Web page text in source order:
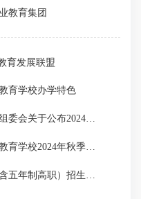
教育集团
育发展联盟
育学校办学特色
三明市中等职业学校技能大赛组委会关于公布2024年三明市中等职业学校技能大赛获奖名单的通知